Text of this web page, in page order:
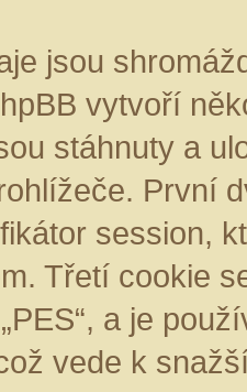
jsou
vytvoří
stáhnuty a
První
session,
Třetí cookie
a je
vede k